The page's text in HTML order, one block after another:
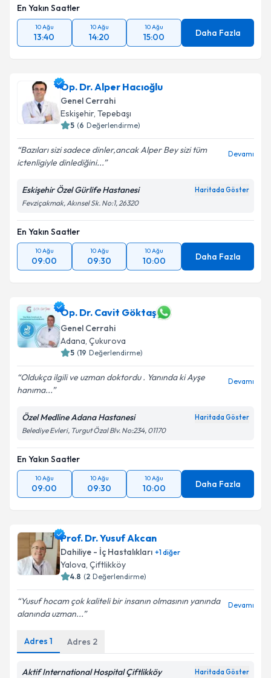
En Yakın Saatler
10 Ağu
13:40
10 Ağu
14:20
10 Ağu
15:00 Daha Fazla
Op. Dr. Alper Hacıoğlu
Genel Cerrahi
Eskişehir, Tepebaşı
5 (6 Değerlendirme)
Bazıları sizi sadece dinler,ancak Alper Bey sizi tüm
ictenligiyle dinlediğini...
Devamı
Eskişehir Özel Gürlife Hastanesi Haritada Göster
Fevziçakmak, Akınsel Sk. No:1, 26320
En Yakın Saatler
10 Ağu
09:00
10 Ağu
09:30
10 Ağu
10:00 Daha Fazla
Op. Dr. Cavit Göktaş
Genel Cerrahi
Adana, Çukurova
5 (19 Değerlendirme)
Oldukça ilgili ve uzman doktordu . Yanında ki Ayşe
hanıma...
Devamı
Özel Medline Adana Hastanesi Haritada Göster
Belediye Evleri, Turgut Özal Blv. No:234, 01170
En Yakın Saatler
10 Ağu
09:00
10 Ağu
09:30
10 Ağu
10:00 Daha Fazla
Prof. Dr. Yusuf Akcan
Dahiliye - İç Hastalıkları +1diğer
Yalova, Çiftlikköy
4.8 (2 Değerlendirme)
Yusuf hocam çok kaliteli bir insanın olmasının yanında
alanında uzman...
Devamı
Adres 1 Adres 2
Aktif International Hospital Çiftlikköy Haritada Göster